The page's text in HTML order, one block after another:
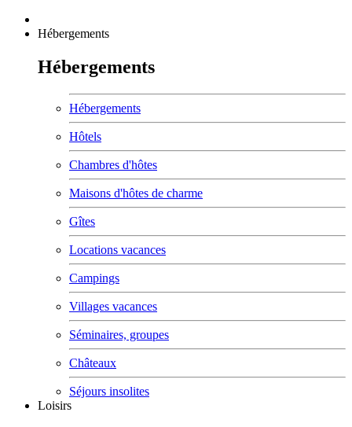
Hébergements
Hébergements
Hébergements
Hôtels
Chambres d'hôtes
Maisons d'hôtes de charme
Gîtes
Locations vacances
Campings
Villages vacances
Séminaires, groupes
Châteaux
Séjours insolites
Loisirs